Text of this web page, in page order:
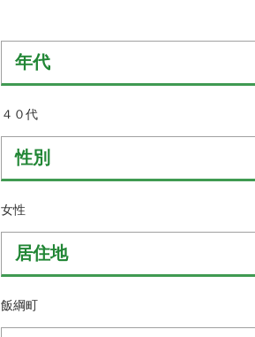
環境・ゴミ
上下水道
ペット・動物
児童クラブ
ティスクール
年代
４０代
性別
女性
居住地
飯綱町